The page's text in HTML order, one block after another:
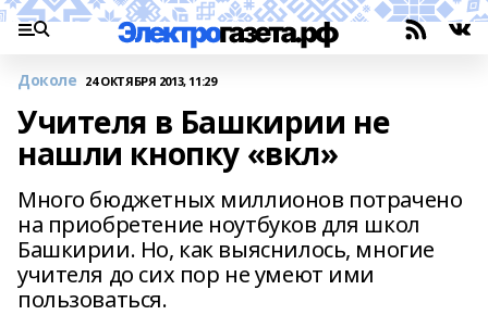
Доколе 24 ОКТЯБРЯ 2013, 11:29
Учителя в Башкирии не
нашли кнопку «вкл»
Много бюджетных миллионов потрачено
на приобретение ноутбуков для школ
Башкирии. Но, как выяснилось, многие
учителя до сих пор не умеют ими
пользоваться.